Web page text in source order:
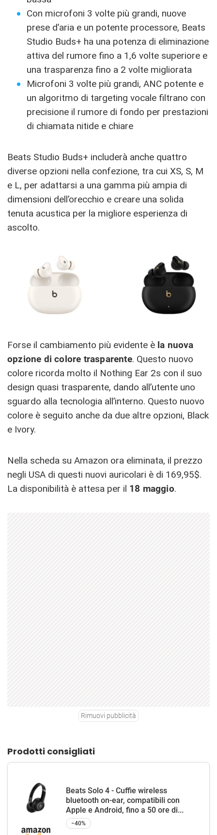
Con microfoni 3 volte più grandi, nuove
prese d’aria e un potente processore, Beats
Studio Buds+ ha una potenza di eliminazione
attiva del rumore fino a 1,6 volte superiore e
una trasparenza fino a 2 volte migliorata
Microfoni 3 volte più grandi, ANC potente e
un algoritmo di targeting vocale filtrano con
precisione il rumore di fondo per prestazioni
di chiamata nitide e chiare
Beats Studio Buds+ includerà anche quattro
diverse opzioni nella confezione, tra cui XS, S, M
e L, per adattarsi a una gamma più ampia di
dimensioni dell’orecchio e creare una solida
tenuta acustica per la migliore esperienza di
ascolto.
Forse il cambiamento più evidente è la nuova
opzione di colore trasparente. Questo nuovo
colore ricorda molto il Nothing Ear 2s con il suo
design quasi trasparente, dando all’utente uno
sguardo alla tecnologia all’interno. Questo nuovo
colore è seguito anche da due altre opzioni, Black
e Ivory.
Nella scheda su Amazon ora eliminata, il prezzo
negli USA di questi nuovi auricolari è di 169,95$.
La disponibilità è attesa per il 18 maggio.
Rimuovi pubblicità
Prodotti consigliati
Beats Solo 4 - Cuffie wireless
bluetooth on-ear, compatibili con
Apple e Android, fino a 50 ore di...
−40%